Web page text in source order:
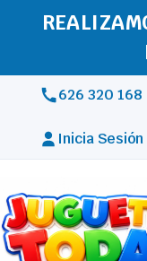
626 320 168
Inicia Sesión